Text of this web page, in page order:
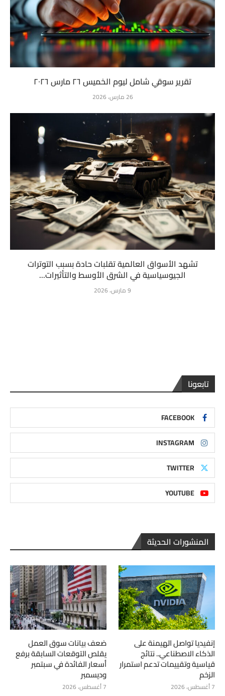
تقرير سوقي شامل ليوم الخميس ٢٦ مارس ٢٠٢٦
26 مارس، 2026
تشهد الأسواق العالمية تقلبات حادة بسبب التوترات
الجيوسياسية في الشرق الأوسط والتأثيرات...
9 مارس، 2026
تابعونا
FACEBOOK
INSTAGRAM
TWITTER
YOUTUBE
المنشورات الحديثة
إنفيديا تواصل الهيمنة على
الذكاء الاصطناعي.. نتائج
قياسية وتقييمات تدعم استمرار
الزخم
7 أغسطس، 2026
ضعف بيانات سوق العمل
يقلص التوقعات السابقة برفع
أسعار الفائدة في سبتمبر
وديسمبر
7 أغسطس، 2026